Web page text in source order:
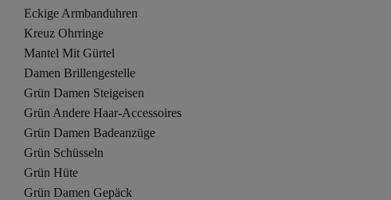
Eckige Armbanduhren
Kreuz Ohrringe
Mantel Mit Gürtel
Damen Brillengestelle
Grün Damen Steigeisen
Grün Andere Haar-Accessoires
Grün Damen Badeanzüge
Grün Schüsseln
Grün Hüte
Grün Damen Gepäck